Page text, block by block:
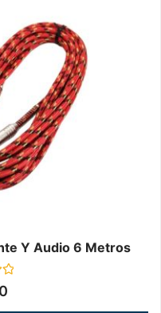
Y Audio 6 Metros